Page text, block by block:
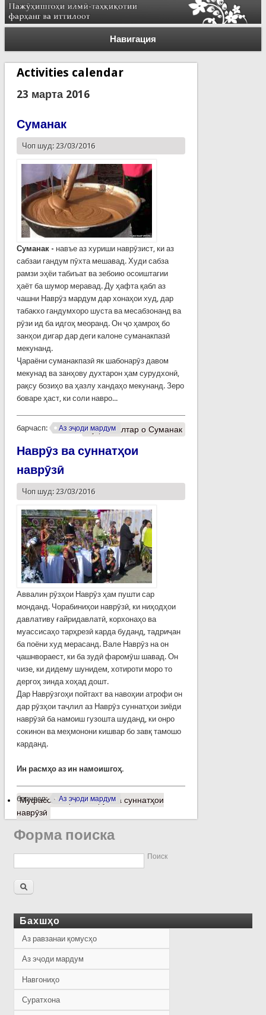
Навигация
Activities calendar
23 марта 2016
Суманак
Чоп шуд: 23/03/2016
Суманак - навъе аз хуриши наврӯзист, ки аз
сабзаи гандум пӯхта мешавад. Худи сабза
рамзи эҳёи табиъат ва зебоию осоиштагии
ҳаёт ба шумор меравад. Ду ҳафта қабл аз
чашни Наврӯз мардум дар хонаҳои худ, дар
табакхо гандумхоро шуста ва месабзонанд ва
рӯзи ид ба идгоҳ меоранд. Он ҷо ҳамроҳ бо
занҳои дигар дар деги калоне суманакпазӣ
мекунанд.
Ҷараёни суманакпазӣ як шабонарӯз давом
мекунад ва занҳову духтарон ҳам сурудхонӣ,
рақсу бозиҳо ва ҳазлу хандаҳо мекунанд. Зеро
боваре ҳаст, ки соли навро...
барчасп: Аз эҷоди мардум
Муфассалтар о Суманак
Наврӯз ва суннатҳои
наврӯзӣ
Чоп шуд: 23/03/2016
Аввалин рӯзҳои Наврӯз ҳам пушти сар
монданд. Чорабиниҳои наврӯзӣ, ки ниҳодҳои
давлативу ғайридавлатӣ, корхонаҳо ва
муассисаҳо тарҳрезӣ карда буданд, тадриҷан
ба поёни худ мерасанд. Вале Наврӯз на он
ҷашнвораест, ки ба зудӣ фаромӯш шавад. Он
чизе, ки дидему шунидем, хотироти моро то
дергоҳ зинда хоҳад дошт.
Дар Наврӯзгоҳи пойтахт ва навоҳии атрофи он
дар рӯзҳои таҷлил аз Наврӯз суннатҳои зиёди
наврӯзӣ ба намоиш гузошта шуданд, ки онро
сокинон ва меҳмонони кишвар бо завқ тамошо
карданд.
Ин расмҳо аз ин намоишгоҳ.
барчасп: Аз эҷоди мардум
Муфассалтаро Наврӯз ва суннатҳои
наврӯзӣ
Форма поиска
Поиск
Бахшҳо
Аз равзанаи қомусҳо
Аз эҷоди мардум
Навгониҳо
Суратхона